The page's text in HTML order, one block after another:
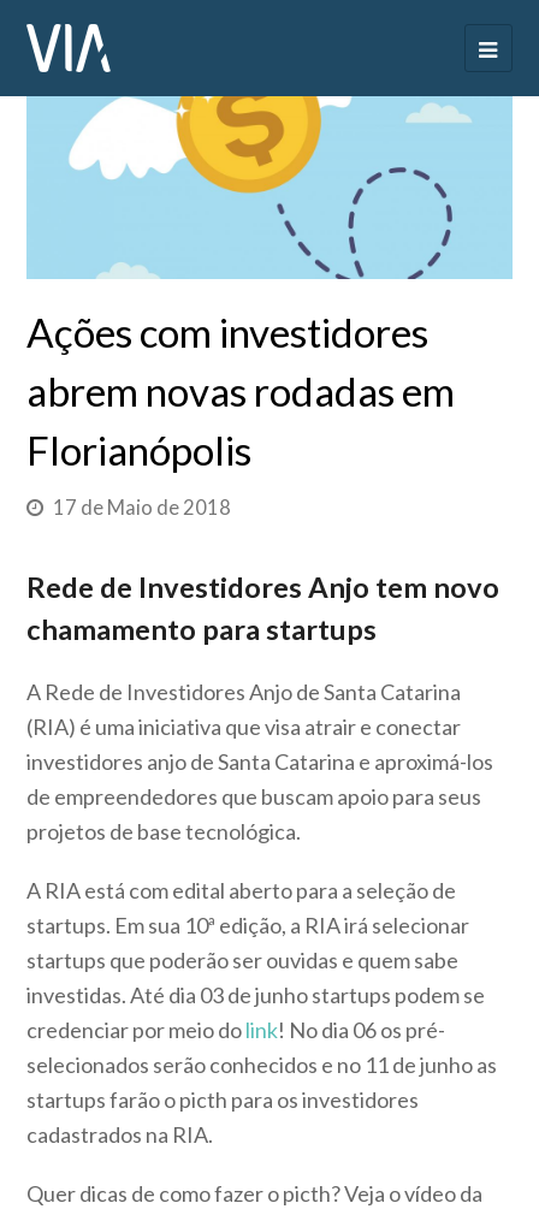
Ações com investidores
abrem novas rodadas em
Florianópolis
17 de Maio de 2018
Rede de Investidores Anjo tem novo
chamamento para startups
A Rede de Investidores Anjo de Santa Catarina
(RIA) é uma iniciativa que visa atrair e conectar
investidores anjo de Santa Catarina e aproximá-los
de empreendedores que buscam apoio para seus
projetos de base tecnológica.
A RIA está com edital aberto para a seleção de
startups. Em sua 10ª edição, a RIA irá selecionar
startups que poderão ser ouvidas e quem sabe
investidas. Até dia 03 de junho startups podem se
credenciar por meio dolink! No dia 06 os pré-
selecionados serão conhecidos e no 11 de junho as
startups farão o picth para os investidores
cadastrados na RIA.
Quer dicas de como fazer o picth? Veja o vídeo da